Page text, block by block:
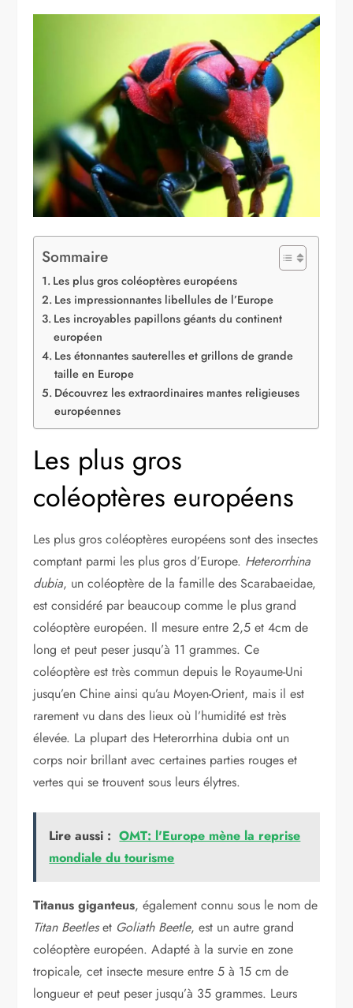
Sommaire
Les plus gros coléoptères européens
Les impressionnantes libellules de l’Europe
Les incroyables papillons géants du continent
européen
Les étonnantes sauterelles et grillons de grande
taille en Europe
Découvrez les extraordinaires mantes religieuses
européennes
Les plus gros
coléoptères européens
Les plus gros coléoptères européens sont des insectes
comptant parmi les plus gros d’Europe. Heterorrhina
dubia, un coléoptère de la famille des Scarabaeidae,
est considéré par beaucoup comme le plus grand
coléoptère européen. Il mesure entre 2,5 et 4cm de
long et peut peser jusqu’à 11 grammes. Ce
coléoptère est très commun depuis le Royaume-Uni
jusqu’en Chine ainsi qu’au Moyen-Orient, mais il est
rarement vu dans des lieux où l’humidité est très
élevée. La plupart des Heterorrhina dubia ont un
corps noir brillant avec certaines parties rouges et
vertes qui se trouvent sous leurs élytres.
Lire aussi : OMT: l'Europe mène la reprise
mondiale du tourisme
Titanus giganteus, également connu sous le nom de
Titan Beetleset Goliath Beetle, est un autre grand
coléoptère européen. Adapté à la survie en zone
tropicale, cet insecte mesure entre 5 à 15 cm de
longueur et peut peser jusqu’à 35 grammes. Leurs